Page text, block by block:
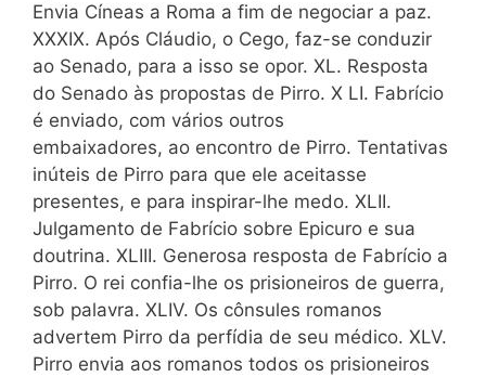
Envia Cíneas a Roma a fim de negociar a paz.
XXXIX. Após Cláudio, o Cego, faz-se conduzir
ao Senado, para a isso se opor. XL. Resposta
do Senado às propostas de Pirro. X LI. Fabrício
é enviado, com vários outros
embaixadores, ao encontro de Pirro. Tentativas
inúteis de Pirro para que ele aceitasse
presentes, e para inspirar-lhe medo. XLII.
Julgamento de Fabrício sobre Epicuro e sua
doutrina. XLIII. Generosa resposta de Fabrício a
Pirro. O rei confia-lhe os prisioneiros de guerra,
sob palavra. XLIV. Os cônsules romanos
advertem Pirro da perfídia de seu médico. XLV.
Pirro envia aos romanos todos os prisioneiros